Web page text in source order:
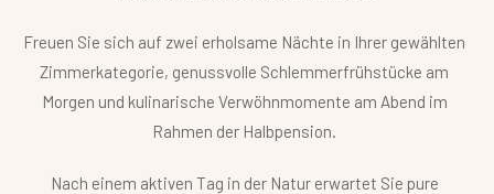
Freuen Sie sich auf zwei erholsame Nächte in Ihrer gewählten
Zimmerkategorie, genussvolle Schlemmerfrühstücke am
Morgen und kulinarische Verwöhnmomente am Abend im
Rahmen der Halbpension.
Nach einem aktiven Tag in der Natur erwartet Sie pure